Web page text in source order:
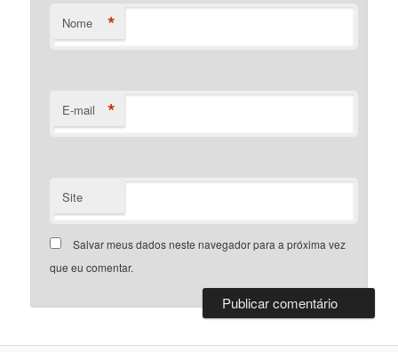
Nome *
E-mail *
Site
Salvar meus dados neste navegador para a próxima vez
que eu comentar.